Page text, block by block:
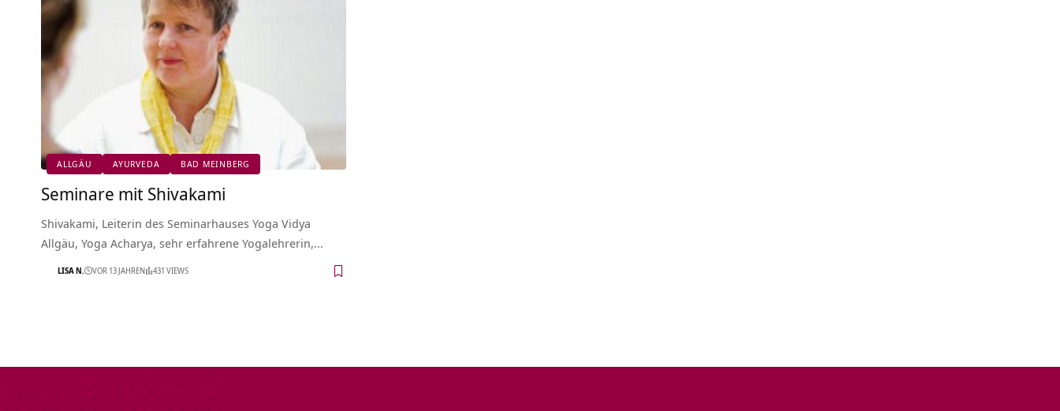
ALLGÄU AYURVEDA BAD MEINBERG
Seminare mit Shivakami
Shivakami, Leiterin des Seminarhauses Yoga Vidya
Allgäu, Yoga Acharya, sehr erfahrene Yogalehrerin,…
LISA N. VOR 13 JAHREN 431 VIEWS